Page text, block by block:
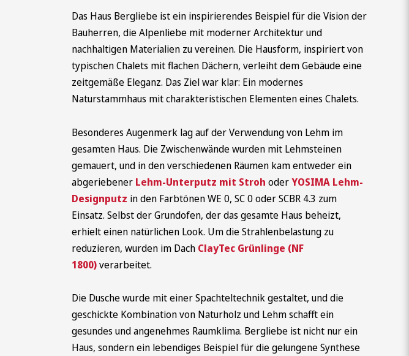
Das Haus Bergliebe ist ein inspirierendes Beispiel für die Vision der
Bauherren, die Alpenliebe mit moderner Architektur und
nachhaltigen Materialien zu vereinen. Die Hausform, inspiriert von
typischen Chalets mit flachen Dächern, verleiht dem Gebäude eine
zeitgemäße Eleganz. Das Ziel war klar: Ein modernes
Naturstammhaus mit charakteristischen Elementen eines Chalets.
Besonderes Augenmerk lag auf der Verwendung von Lehm im
gesamten Haus. Die Zwischenwände wurden mit Lehmsteinen
gemauert, und in den verschiedenen Räumen kam entweder ein
abgeriebenerLehm-Unterputz mit Stroh oderYOSIMA Lehm-
Designputz in den Farbtönen WE 0, SC 0 oder SCBR 4.3 zum
Einsatz. Selbst der Grundofen, der das gesamte Haus beheizt,
erhielt einen natürlichen Look. Um die Strahlenbelastung zu
reduzieren, wurden im DachClayTec Grünlinge (NF
1800)verarbeitet.
Die Dusche wurde mit einer Spachteltechnik gestaltet, und die
geschickte Kombination von Naturholz und Lehm schafft ein
gesundes und angenehmes Raumklima. Bergliebe ist nicht nur ein
Haus, sondern ein lebendiges Beispiel für die gelungene Synthese